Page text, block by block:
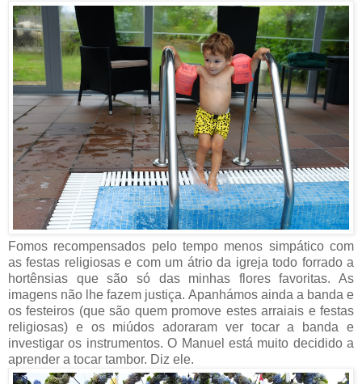
Fomos recompensados pelo tempo menos simpático com
as festas religiosas e com um átrio da igreja todo forrado a
hortênsias que são só das minhas flores favoritas. As
imagens não lhe fazem justiça. Apanhámos ainda a banda e
os festeiros (que são quem promove estes arraiais e festas
religiosas) e os miúdos adoraram ver tocar a banda e
investigar os instrumentos. O Manuel está muito decidido a
aprender a tocar tambor. Diz ele.